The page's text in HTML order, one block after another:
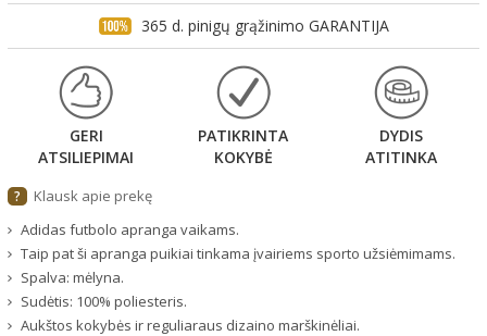
365 d. pinigų grąžinimo GARANTIJA
GERI
ATSILIEPIMAI
PATIKRINTA
KOKYBĖ
DYDIS
ATITINKA
?
Klausk apie prekę
Adidas futbolo apranga vaikams.
Taip pat ši apranga puikiai tinkama įvairiems sporto užsiėmimams.
Spalva: mėlyna.
Sudėtis: 100% poliesteris.
Aukštos kokybės ir reguliaraus dizaino marškinėliai.